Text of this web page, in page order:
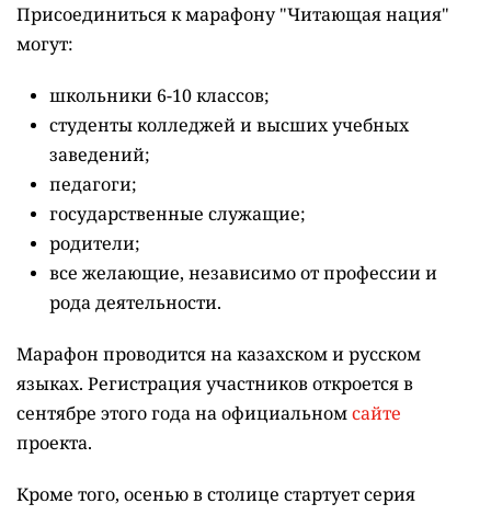
Присоединиться к марафону "Читающая нация"
могут:
школьники 6-10 классов;
студенты колледжей и высших учебных
заведений;
педагоги;
государственные служащие;
родители;
все желающие, независимо от профессии и
рода деятельности.
Марафон проводится на казахском и русском
языках. Регистрация участников откроется в
сентябре этого года на официальномсайте
проекта.
Кроме того, осенью в столице стартует серия